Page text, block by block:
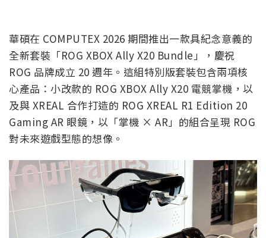
華碩在 COMPUTEX 2026 期間推出一款具紀念意義的
全新套裝「ROG XBOX Ally X20 Bundle」，慶祝
ROG 品牌成立 20 週年。這組特別版套裝包含兩項核
心產品：小改款的 ROG XBOX Ally X20 電競掌機，以
及與 XREAL 合作打造的 ROG XREAL R1 Edition 20
Gaming AR 眼鏡，以「掌機 × AR」的組合呈現 ROG
對未來遊戲型態的想像。